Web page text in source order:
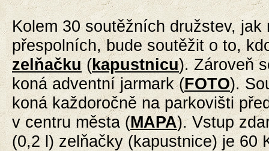
Kolem 30 soutěžních družstev,
přespolních, bude soutěžit o to,
zelňačku(kapustnicu). Zároveň
koná adventní jarmark (FOTO).
koná každoročněna parkovišti
v centru města (MAPA). Vstup
(0,2 l) zelňačky (kapustnice) je 60